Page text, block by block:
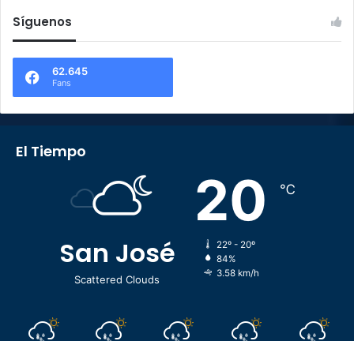
Síguenos
62.645
Fans
El Tiempo
San José
Scattered Clouds
20 ℃
22º - 20º
84%
3.58 km/h